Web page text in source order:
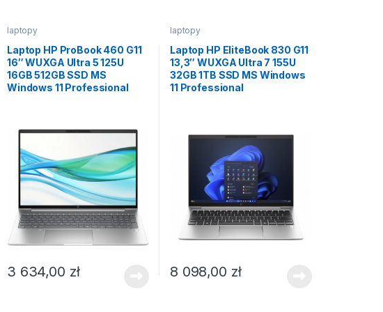
laptopy
Laptop HP ProBook 460 G11
16″ WUXGA Ultra 5 125U
16GB 512GB SSD MS
Windows 11 Professional
3 634,00 zł
laptopy
Laptop HP EliteBook 830 G11
13,3″ WUXGA Ultra 7 155U
32GB 1TB SSD MS Windows
11 Professional
8 098,00 zł